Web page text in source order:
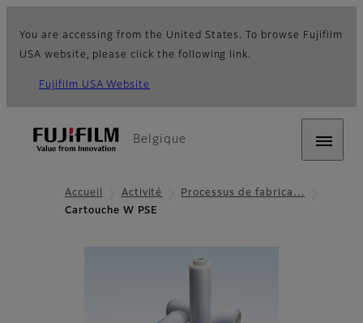
You are accessing from the United States. To browse Fujifilm
USA website, please click the following link.
Fujifilm USA Website
Belgique
Accueil Activité
Processus de fabrica…
Cartouche W PSE